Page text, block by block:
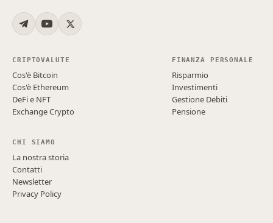
CRIPTOVALUTE
Cos'è Bitcoin
Cos'è Ethereum
DeFi e NFT
Exchange Crypto
FINANZA PERSONALE
Risparmio
Investimenti
Gestione Debiti
Pensione
CHI SIAMO
La nostra storia
Contatti
Newsletter
Privacy Policy